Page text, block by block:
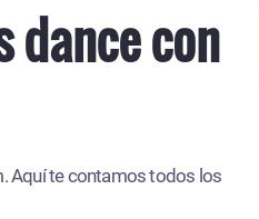
dance con
Aquí te contamos todos los